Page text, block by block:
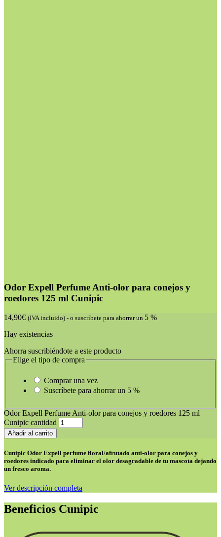
Odor Expell Perfume Anti-olor para conejos y
roedores 125 ml Cunipic
14,90€ (IVA incluido) - o suscríbete para ahorrar un 5 %
Hay existencias
Ahorra suscribiéndote a este producto
Elige el tipo de compra
Comprar una vez
Suscríbete para ahorrar un 5 %
Odor Expell Perfume Anti-olor para conejos y roedores 125 ml
Cunipic cantidad
Añadir al carrito
Cunipic Odor Expell perfume floral/afrutado anti-olor para conejos y
roedores indicado para eliminar el olor desagradable de tu mascota dejando
un fresco aroma.
Ver descripción completa
Beneficios Cunipic